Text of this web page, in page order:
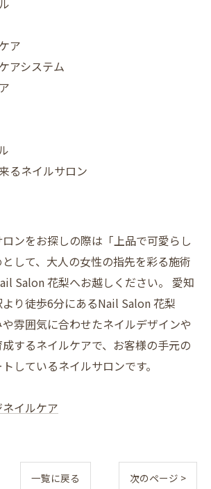
ア
アシステム
るネイルサロン
ンをお探しの際は「上品で可愛らし
して、大人の女性の指先を彩る施術
Salon 花梨へお越しください。 愛知
り徒歩6分にあるNail Salon 花梨
雰囲気に合わせたネイルデザインや
するネイルケアで、お客様の手元の
しているネイルサロンです。
イルケア
一覧に戻る 次のページ >